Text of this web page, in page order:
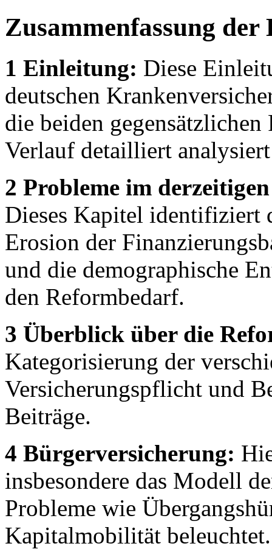
Zusammenfassung der
1 Einleitung: Diese
deutschen
die beiden
Verlauf detailliert
2 Probleme im
Dieses Kapitel identifiziert
Erosion der
und die demographische
den Reformbedarf.
3 Überblick über die
Kategorisierung der
Versicherungspflicht und
Beiträge.
4 Bürgerversicherung:
insbesondere das Modell
Probleme wie
Kapitalmobilität beleuchtet.